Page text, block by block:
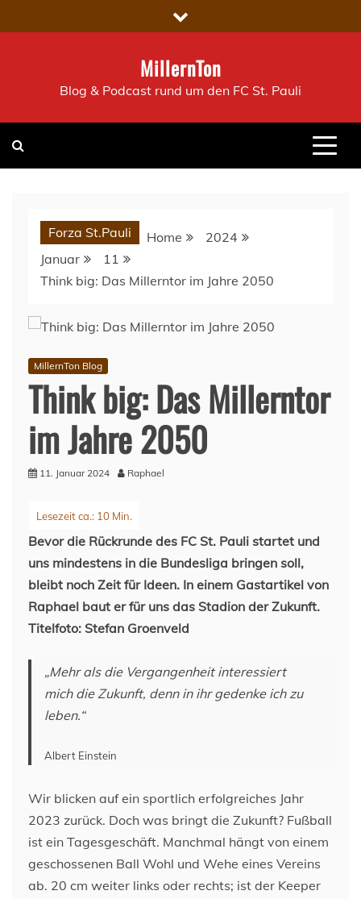
to
MillernTon
Blog & Podcast rund um den FC St. Pauli
Forza St.Pauli Home
2024
Januar
11
Think big: Das Millerntor im Jahre 2050
MillernTon Blog
Think big: Das Millerntor
im Jahre 2050
11. Januar 2024 Raphael
Bevor die Rückrunde des FC St. Pauli startet und
uns mindestens in die Bundesliga bringen soll,
bleibt noch Zeit für Ideen. In einem Gastartikel von
Raphael baut er für uns das Stadion der Zukunft.
Titelfoto: Stefan Groenveld
„Mehr als die Vergangenheit interessiert
mich die Zukunft, denn in ihr gedenke ich zu
leben.“
Albert Einstein
Wir blicken auf ein sportlich erfolgreiches Jahr
2023 zurück. Doch was bringt die Zukunft? Fußball
ist ein Tagesgeschäft. Manchmal hängt von einem
geschossenen Ball Wohl und Wehe eines Vereins
ab. 20 cm weiter links oder rechts; ist der Keeper